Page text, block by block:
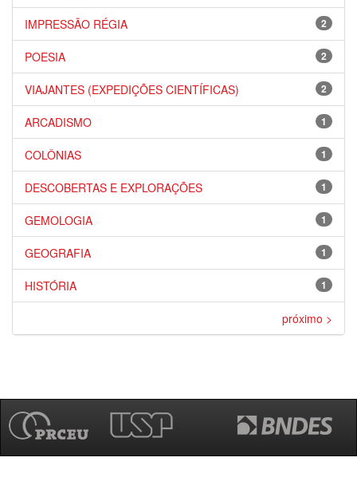
2
IMPRESSÃO RÉGIA
2
POESIA
2
VIAJANTES (EXPEDIÇÕES CIENTÍFICAS)
1
ARCADISMO
1
COLÔNIAS
1
DESCOBERTAS E EXPLORAÇÕES
1
GEMOLOGIA
1
GEOGRAFIA
1
HISTÓRIA
próximo >